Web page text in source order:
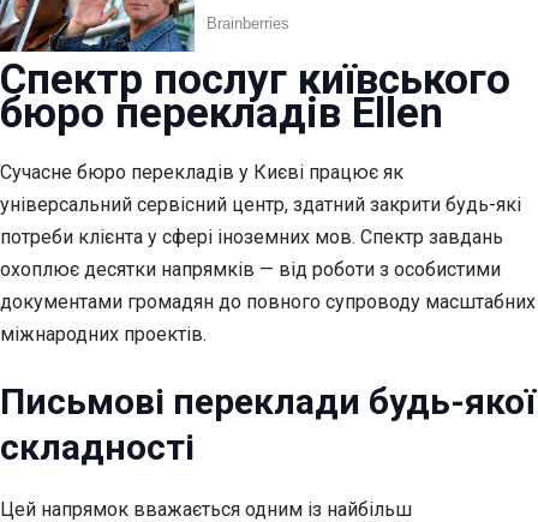
Спектр послуг київського
бюро перекладів Ellen
Сучасне бюро перекладів у Києві працює як
універсальний сервісний центр, здатний закрити будь-які
потреби клієнта у сфері іноземних мов. Спектр завдань
охоплює десятки напрямків — від роботи з особистими
документами громадян до повного супроводу масштабних
міжнародних проектів.
Письмові переклади будь-якої
складності
Цей напрямок вважається одним із найбільш